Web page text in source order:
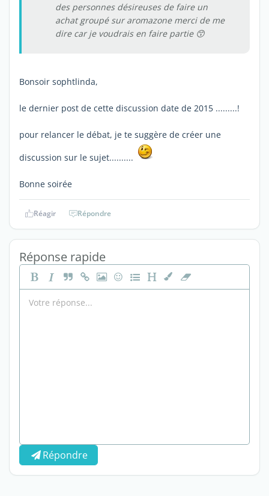
des personnes désireuses de faire un
achat groupé sur aromazone merci de me
dire car je voudrais en faire partie 😙
Bonsoir sophtlinda,
le dernier post de cette discussion date de 2015 .........!
pour relancer le débat, je te suggère de créer une
discussion sur le sujet..........
Bonne soirée
Réagir Répondre
Réponse rapide
Répondre